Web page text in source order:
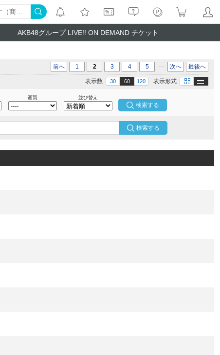
AKB48グループ LIVE!! ON DEMAND チケット
前へ 1 2 3 4 5 ... 次へ 最後へ
表示形式 画像
表示数 30 60 120
画質 並び替え
検索する